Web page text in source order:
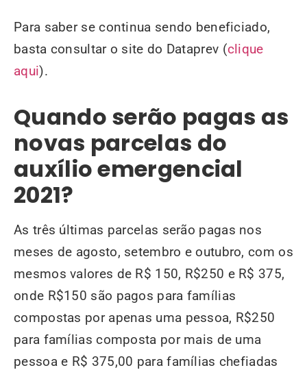
Para saber se continua sendo beneficiado,
basta consultar o site do Dataprev (clique
aqui).
Quando serão pagas as
novas parcelas do
auxílio emergencial
2021?
As três últimas parcelas serão pagas nos
meses de agosto, setembro e outubro, com os
mesmos valores de R$ 150, R$250 e R$ 375,
onde R$150 são pagos para famílias
compostas por apenas uma pessoa, R$250
para famílias composta por mais de uma
pessoa e R$ 375,00 para famílias chefiadas